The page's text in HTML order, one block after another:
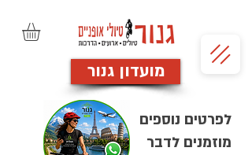
מועדון גנור
לפרטים נוספים
מוזמנים לדבר